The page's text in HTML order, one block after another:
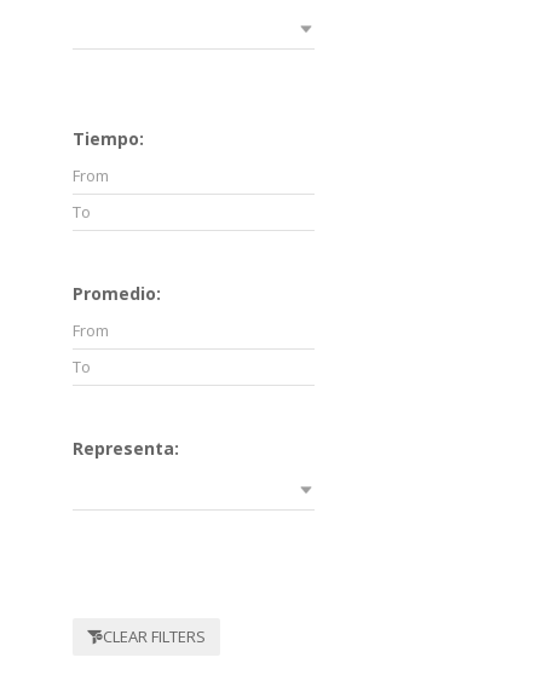
Tiempo:
Promedio:
Representa:
CLEAR FILTERS